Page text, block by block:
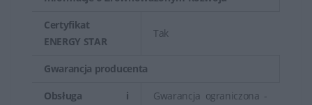
Certyfikat
ENERGY STAR
Tak
Gwarancja producenta
Obsługa i
Gwarancja ograniczona -